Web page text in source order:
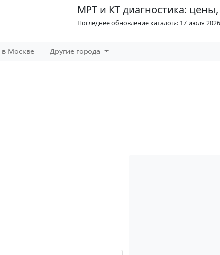
МРТ и КТ диагностика:
Последнее обновление каталога: 17 июля 2026
в Москве Другие города